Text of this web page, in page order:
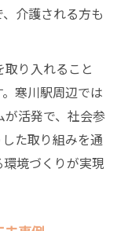
介護される方も
り入れること
寒川駅周辺では
活発で、社会参
た取り組みを通
境づくりが実現